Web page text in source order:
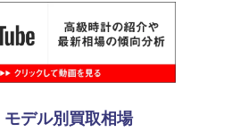
モデル別買取相場